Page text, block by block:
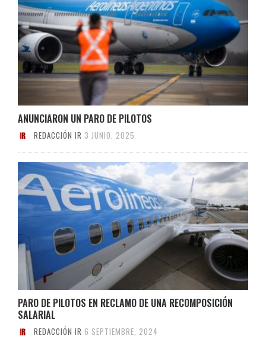
ANUNCIARON UN PARO DE PILOTOS
REDACCIÓN IR 3 JUNIO, 2025
PARO DE PILOTOS EN RECLAMO DE UNA RECOMPOSICIÓN
SALARIAL
REDACCIÓN IR 6 SEPTIEMBRE, 2024